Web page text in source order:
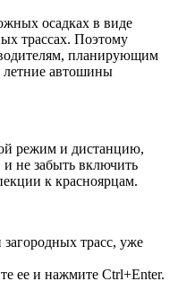
осадках в виде
трассах. Поэтому
планирующим
летние автошины
режим и дистанцию,
и не забыть включить
к красноярцам.
трасс, уже
ее и нажмите Ctrl+Enter.